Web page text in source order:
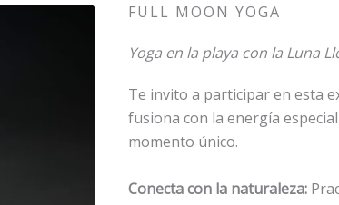
FULL MOON YOGA
Yoga en la playa con la Luna
Te invito a participar en esta
fusiona con la energía
momento único.
Conecta con la naturaleza: